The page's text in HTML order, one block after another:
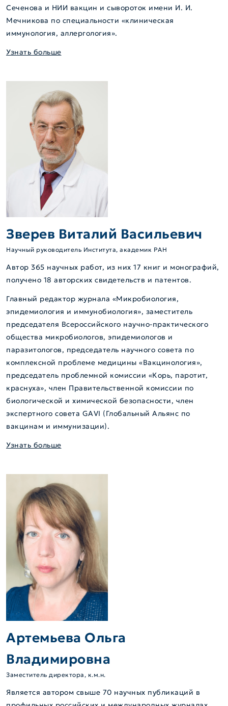
Сеченова и НИИ вакцин и сывороток имени И. И.
Мечникова по специальности «клиническая
иммунология, аллергология».
Узнать больше
Зверев Виталий Васильевич
Научный руководитель Института, академик РАН
Автор 365 научных работ, из них 17 книг и монографий,
получено 18 авторских свидетельств и патентов.
Главный редактор журнала «Микробиология,
эпидемиология и иммунобиология», заместитель
председателя Всероссийского научно-практического
общества микробиологов, эпидемиологов и
паразитологов, председатель научного совета по
комплексной проблеме медицины «Вакцинология»,
председатель проблемной комиссии «Корь, паротит,
краснуха», член Правительственной комиссии по
биологической и химической безопасности, член
экспертного совета GAVI (Глобальный Альянс по
вакцинам и иммунизации).
Узнать больше
Артемьева Ольга
Владимировна
Заместитель директора, к.м.н.
Является автором свыше 70 научных публикаций в